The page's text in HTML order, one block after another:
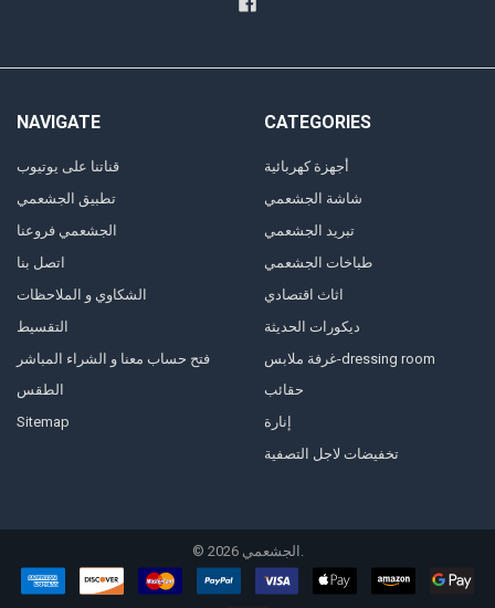
NAVIGATE
قناتنا على يوتيوب
تطبيق الجشعمي
الجشعمي فروعنا
اتصل بنا
الشكاوي و الملاحظات
التقسيط
فتح حساب معنا و الشراء المباشر
الطقس
Sitemap
CATEGORIES
أجهزة كهربائية
شاشة الجشعمي
تبريد الجشعمي
طباخات الجشعمي
اثاث اقتصادي
ديكورات الحديثة
غرفة ملابس-dressing room
حقائب
إنارة
تخفيضات لاجل التصفية
© 2026